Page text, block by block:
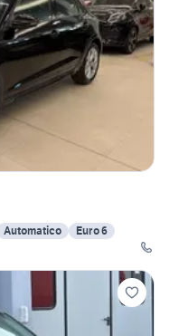
Automatico
Euro 6